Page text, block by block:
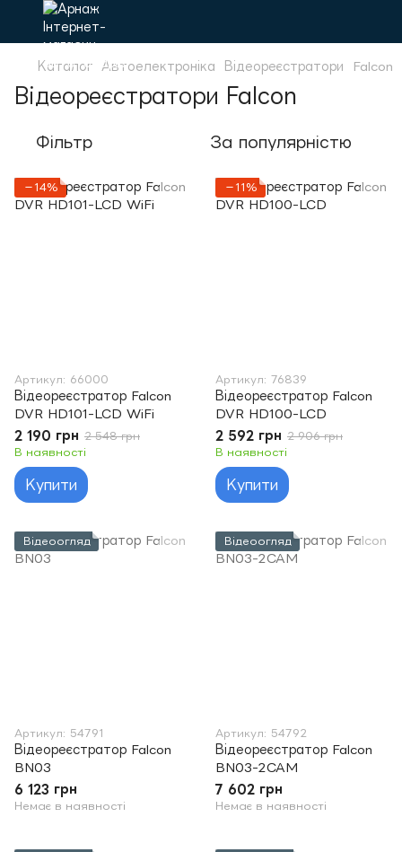
Каталог Автоелектроніка Відеореєстратори Falcon
Відеореєстратори Falcon
Фільтр За популярністю
−14%
Артикул: 66000
Відеореєстратор Falcon
DVR HD101-LCD WiFi
2 190 грн 2 548 грн
В наявності
Купити
−11%
Артикул: 76839
Відеореєстратор Falcon
DVR HD100-LCD
2 592 грн 2 906 грн
В наявності
Купити
Відеоогляд
Артикул: 54791
Відеореєстратор Falcon
BN03
6 123 грн
Немає в наявності
Відеоогляд
Артикул: 54792
Відеореєстратор Falcon
BN03-2CAM
7 602 грн
Немає в наявності